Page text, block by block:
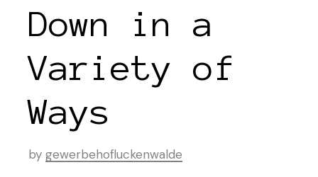
Down in a
Variety of
Ways
by gewerbehofluckenwalde